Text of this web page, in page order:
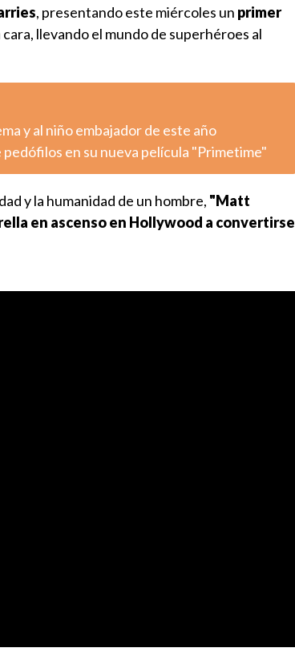
, presentando este miércoles un primer
llevando el mundo de superhéroes al
y al niño embajador de este año
en su nueva película "Primetime"
y la humanidad de un hombre, "Matt
en ascenso en Hollywood a convertirse